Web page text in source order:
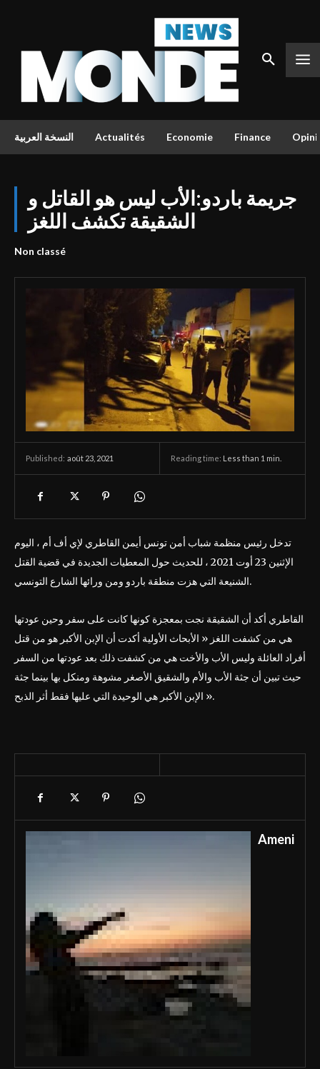
النسخة العربية Actualités Economie Finance
جريمة باردو:الأب ليس هو القاتل و
الشقيقة تكشف اللغز
Non classé
Published: août 23, 2021 Reading time: Less than 1 min.
تدخل رئيس منظمة شباب أمن تونس أيمن القاطري لإي أف أم ، اليوم
الإثنين 23 أوت 2021 ، للحديث حول المعطيات الجديدة في قضية القتل
الشنيعة التي هزت منطقة باردو ومن ورائها الشارع التونسي.
القاطري أكد أن الشقيقة نجت بمعجزة كونها كانت على سفر وحين عودتها
هي من كشفت اللغز « الأبحاث الأولية أكدت أن الإبن الأكبر هو من قتل
أفراد العائلة وليس الأب والأخت هي من كشفت ذلك بعد عودتها من السفر
حيث تبين أن جثة الأب والأم والشقيق الأصغر مشوهة ومنكل بها بينما جثة
الإبن الأكبر هي الوحيدة التي عليها فقط أثر الذبح ».
Ameni